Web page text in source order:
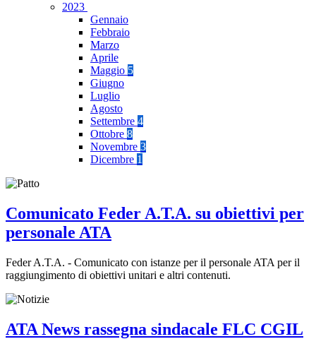
2023
Gennaio
Febbraio
Marzo
Aprile
Maggio 5
Giugno
Luglio
Agosto
Settembre 4
Ottobre 8
Novembre 3
Dicembre 1
Comunicato Feder A.T.A. su obiettivi per
personale ATA
Feder A.T.A. - Comunicato con istanze per il personale ATA per il
raggiungimento di obiettivi unitari e altri contenuti.
ATA News rassegna sindacale FLC CGIL